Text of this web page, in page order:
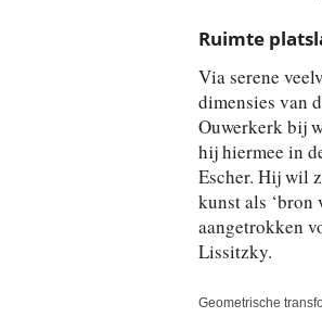
Ruimte
Via serene
dimensies van
Ouwerkerk bij
hij hiermee in
Escher. Hij wil
kunst als
aangetrokken
Lissitzky.
Geometrische